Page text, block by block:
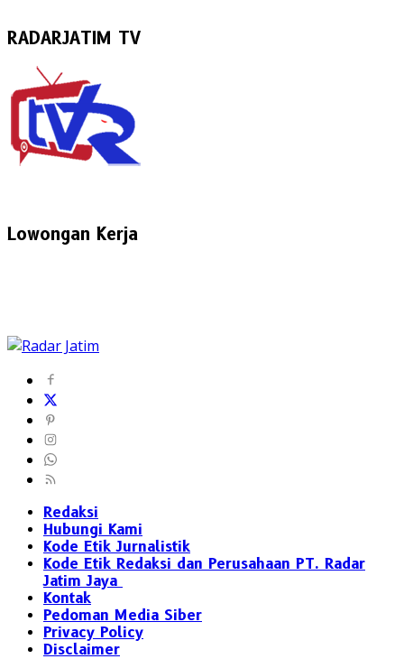
RADARJATIM TV
Lowongan Kerja
Redaksi
Hubungi Kami
Kode Etik Jurnalistik
Kode Etik Redaksi dan Perusahaan PT. Radar
Jatim Jaya
Kontak
Pedoman Media Siber
Privacy Policy
Disclaimer